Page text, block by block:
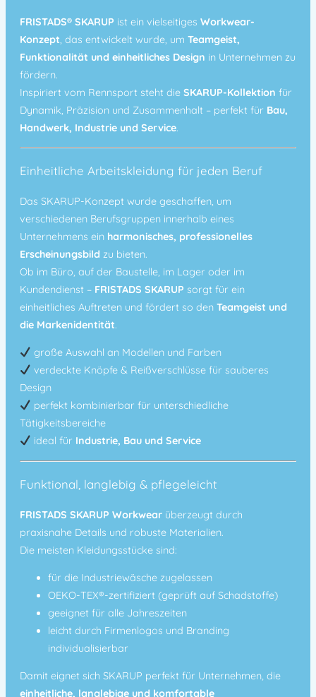
FRISTADS® SKARUP ist ein vielseitiges Workwear-
Konzept, das entwickelt wurde, um Teamgeist,
Funktionalität und einheitliches Design in Unternehmen zu
fördern.
Inspiriert vom Rennsport steht die SKARUP-Kollektion für
Dynamik, Präzision und Zusammenhalt – perfekt für Bau,
Handwerk, Industrie und Service.
Einheitliche Arbeitskleidung für jeden Beruf
Das SKARUP-Konzept wurde geschaffen, um
verschiedenen Berufsgruppen innerhalb eines
Unternehmens ein harmonisches, professionelles
Erscheinungsbild zu bieten.
Ob im Büro, auf der Baustelle, im Lager oder im
Kundendienst – FRISTADS SKARUP sorgt für ein
einheitliches Auftreten und fördert so den Teamgeist und
die Markenidentität.
große Auswahl an Modellen und Farben
verdeckte Knöpfe & Reißverschlüsse für sauberes
Design
perfekt kombinierbar für unterschiedliche
Tätigkeitsbereiche
ideal für Industrie, Bau und Service
Funktional, langlebig & pflegeleicht
FRISTADS SKARUP Workwear überzeugt durch
praxisnahe Details und robuste Materialien.
Die meisten Kleidungsstücke sind:
für die Industriewäsche zugelassen
OEKO-TEX®-zertifiziert (geprüft auf Schadstoffe)
geeignet für alle Jahreszeiten
leicht durch Firmenlogos und Branding
individualisierbar
Damit eignet sich SKARUP perfekt für Unternehmen, die
einheitliche, langlebige und komfortable